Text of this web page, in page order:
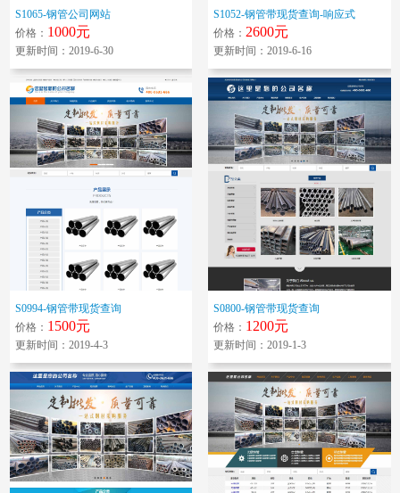
S1065-钢管公司网站
价格： 1000元
更新时间：2019-6-30
S1052-钢管带现货查询-响应式
价格：2600元
更新时间：2019-6-16
S0994-钢管带现货查询
价格： 1500元
更新时间：2019-4-3
S0800-钢管带现货查询
价格： 1200元
更新时间：2019-1-3